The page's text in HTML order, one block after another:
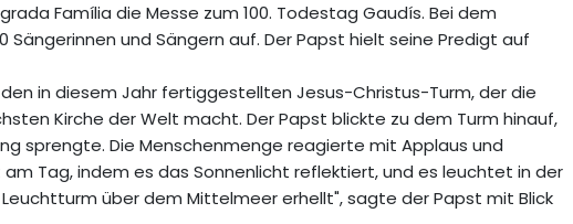
Família die Messe zum 100. Todestag Gaudís. Bei dem
und Sängern auf. Der Papst hielt seine Predigt auf
in diesem Jahr fertiggestellten Jesus-Christus-Turm, der die
Kirche der Welt macht. Der Papst blickte zu dem Turm hinauf,
sprengte. Die Menschenmenge reagierte mit Applaus und
Tag, indem es das Sonnenlicht reflektiert, und es leuchtet in der
über dem Mittelmeer erhellt", sagte der Papst mit Blick